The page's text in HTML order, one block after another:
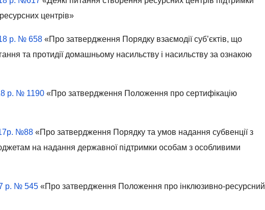
центрів»
р. № 658 «Про затвердження Порядку взаємодії суб’єктів, що
та протидії домашньому насильству і насильству за ознакою
р. № 1190 «Про затвердження Положення про сертифікацію
№88 «Про затвердження Порядку та умов надання субвенції з
на надання державної підтримки особам з особливими
р. № 545 «Про затвердження Положення про інклюзивно-ресурсний